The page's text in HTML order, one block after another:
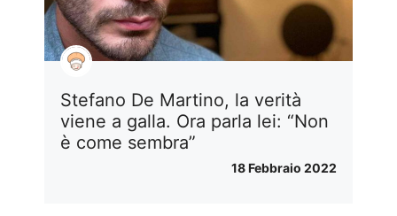
Stefano De Martino, la verità
viene a galla. Ora parla lei: “Non
è come sembra”
18 Febbraio 2022